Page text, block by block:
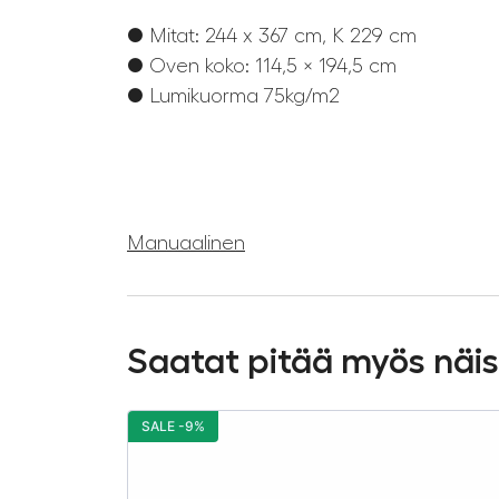
● Mitat: 244 x 367 cm, K 229 cm
● Oven koko: 114,5 × 194,5 cm
● Lumikuorma 75kg/m2
Manuaalinen
Saatat pitää myös
SALE -9%